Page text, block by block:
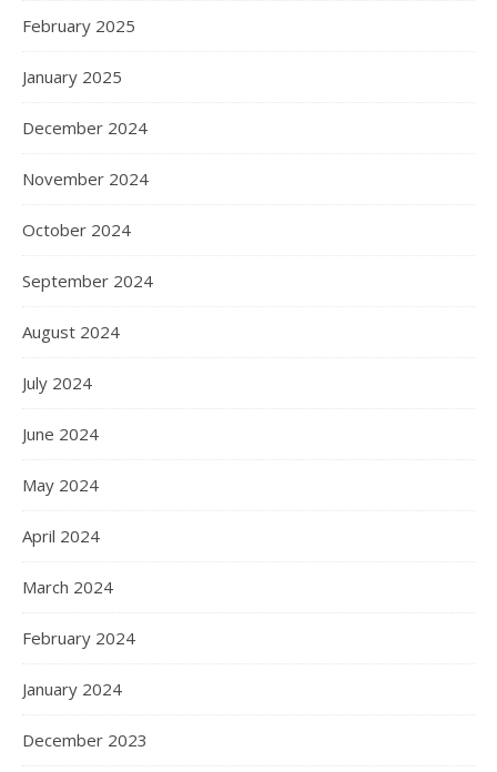
February 2025
January 2025
December 2024
November 2024
October 2024
September 2024
August 2024
July 2024
June 2024
May 2024
April 2024
March 2024
February 2024
January 2024
December 2023